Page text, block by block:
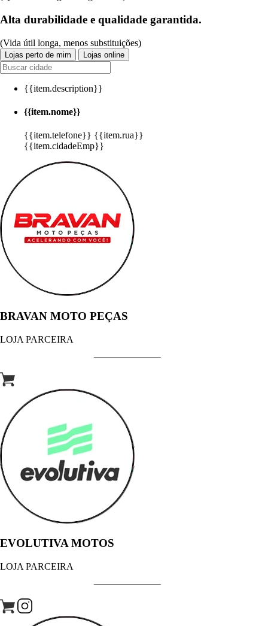
Alta durabilidade e qualidade garantida.
(Vida útil longa, menos substituições)
Lojas perto de mim Lojas online
{{item.description}}
{{item.nome}}
{{item.telefone}} {{item.rua}}
{{item.cidadeEmp}}
BRAVAN MOTO PEÇAS
LOJA PARCEIRA
EVOLUTIVA MOTOS
LOJA PARCEIRA